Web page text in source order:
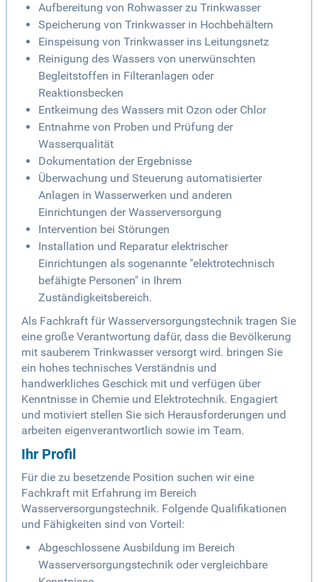
Aufbereitung von Rohwasser zu Trinkwasser
Speicherung von Trinkwasser in Hochbehältern
Einspeisung von Trinkwasser ins Leitungsnetz
Reinigung des Wassers von unerwünschten
Begleitstoffen in Filteranlagen oder
Reaktionsbecken
Entkeimung des Wassers mit Ozon oder Chlor
Entnahme von Proben und Prüfung der
Wasserqualität
Dokumentation der Ergebnisse
Überwachung und Steuerung automatisierter
Anlagen in Wasserwerken und anderen
Einrichtungen der Wasserversorgung
Intervention bei Störungen
Installation und Reparatur elektrischer
Einrichtungen als sogenannte "elektrotechnisch
befähigte Personen" in Ihrem
Zuständigkeitsbereich.
Als Fachkraft für Wasserversorgungstechnik tragen Sie
eine große Verantwortung dafür, dass die Bevölkerung
mit sauberem Trinkwasser versorgt wird. bringen Sie
ein hohes technisches Verständnis und
handwerkliches Geschick mit und verfügen über
Kenntnisse in Chemie und Elektrotechnik. Engagiert
und motiviert stellen Sie sich Herausforderungen und
arbeiten eigenverantwortlich sowie im Team.
Ihr Profil
Für die zu besetzende Position suchen wir eine
Fachkraft mit Erfahrung im Bereich
Wasserversorgungstechnik. Folgende Qualifikationen
und Fähigkeiten sind von Vorteil:
Abgeschlossene Ausbildung im Bereich
Wasserversorgungstechnik oder vergleichbare